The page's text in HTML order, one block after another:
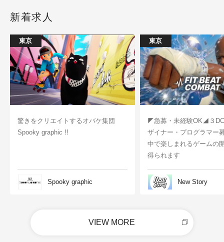
新着求人
東京
驚きをクリエイトするオバケ集団
Spooky graphic !!
Spooky graphic
東京
◤急募・未経験OK◢３
ザイナー・プログラマー
中で楽しまれるゲームの
得られます
New Story
VIEW MORE